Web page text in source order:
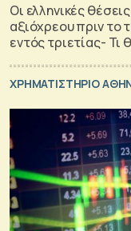
Οι ελληνικές
αξιόχρεου πριν το
εντός τριετίας- Τι
XΡΗΜΑΤΙΣΤΗΡΙΟ